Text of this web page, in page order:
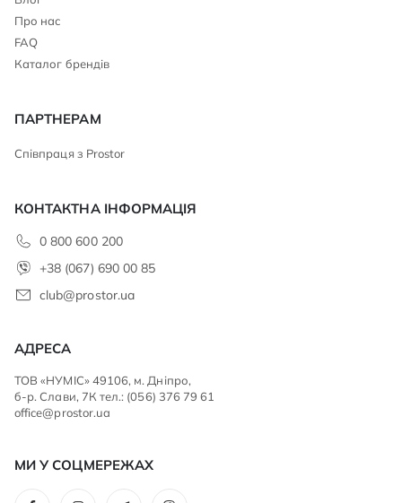
Про нас
FAQ
Каталог брендів
ПАРТНЕРАМ
Співпраця з Prostor
КОНТАКТНА ІНФОРМАЦІЯ
0 800 600 200
+38 (067) 690 00 85
club@prostor.ua
АДРЕСА
ТОВ «НУМІС» 49106, м. Дніпро,
б-р. Слави, 7К тел.: (056) 376 79 61
office@prostor.ua
МИ У СОЦМЕРЕЖАХ